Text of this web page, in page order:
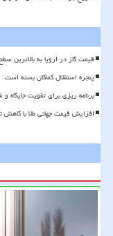
قیمت گاز در اروپا به بالاترین سطح خود
پنجره استقلال کماکان بسته است
برنامه ریزی برای تقویت جایگاه
افزایش قیمت جهانی طلا با کاهش